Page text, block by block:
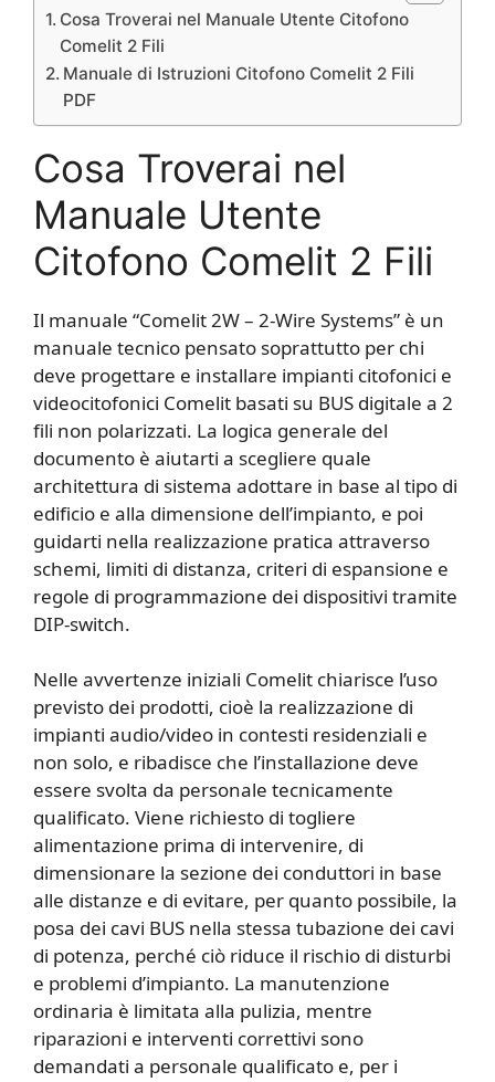
Cosa Troverai nel Manuale Utente Citofono
Comelit 2 Fili
Manuale di Istruzioni Citofono Comelit 2 Fili
PDF
Cosa Troverai nel
Manuale Utente
Citofono Comelit 2 Fili
Il manuale “Comelit 2W – 2-Wire Systems” è un
manuale tecnico pensato soprattutto per chi
deve progettare e installare impianti citofonici e
videocitofonici Comelit basati su BUS digitale a 2
fili non polarizzati. La logica generale del
documento è aiutarti a scegliere quale
architettura di sistema adottare in base al tipo di
edificio e alla dimensione dell’impianto, e poi
guidarti nella realizzazione pratica attraverso
schemi, limiti di distanza, criteri di espansione e
regole di programmazione dei dispositivi tramite
DIP-switch.
Nelle avvertenze iniziali Comelit chiarisce l’uso
previsto dei prodotti, cioè la realizzazione di
impianti audio/video in contesti residenziali e
non solo, e ribadisce che l’installazione deve
essere svolta da personale tecnicamente
qualificato. Viene richiesto di togliere
alimentazione prima di intervenire, di
dimensionare la sezione dei conduttori in base
alle distanze e di evitare, per quanto possibile, la
posa dei cavi BUS nella stessa tubazione dei cavi
di potenza, perché ciò riduce il rischio di disturbi
e problemi d’impianto. La manutenzione
ordinaria è limitata alla pulizia, mentre
riparazioni e interventi correttivi sono
demandati a personale qualificato e, per i